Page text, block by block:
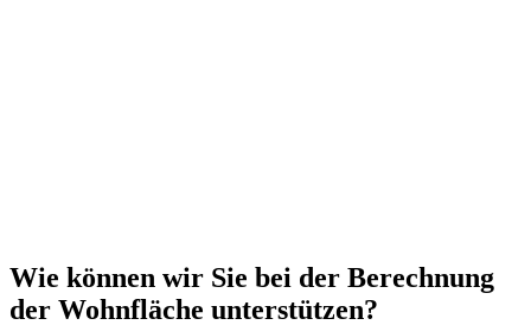
Wie können wir Sie bei der Berechnung
der Wohnfläche unterstützen?